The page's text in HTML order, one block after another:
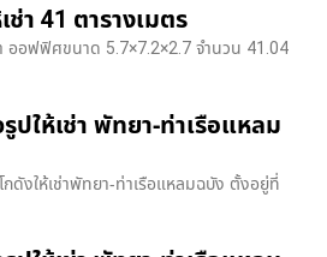
ช่า 41 ตารางเมตร
า ออฟฟิศขนาด 5.7×7.2×2.7 จำนวน 41.04
รูปให้เช่า พัทยา-ท่าเรือแหลม
ดังให้เช่าพัทยา-ท่าเรือแหลมฉบัง ตั้งอยู่ที่